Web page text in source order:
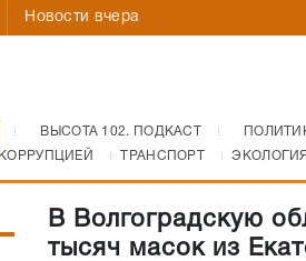
Новости вчера
ВЫСОТА 102. ПОДКАСТ
ТРАНСПОРТ ЭКОЛОГИЯ
В Волгоградскую
тысяч масок из